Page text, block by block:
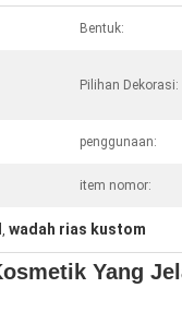
Bentuk:
Pilihan Dekorasi:
penggunaan:
item nomor:
, wadah rias kustom
Yang